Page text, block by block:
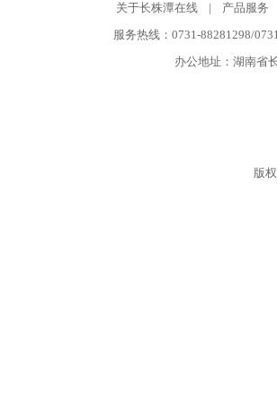
关于长株潭在线 | 产品服务
服务热线：0731-88281298/
办公地址：湖南省
版